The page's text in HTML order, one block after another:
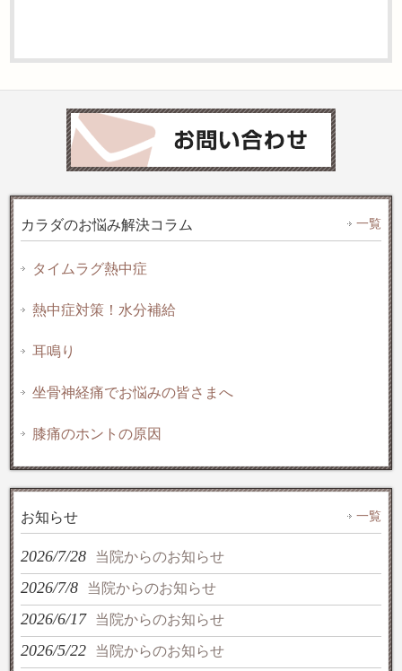
カラダのお悩み解決コラム 一覧
タイムラグ熱中症
熱中症対策！水分補給
耳鳴り
坐骨神経痛でお悩みの皆さまへ
膝痛のホントの原因
お知らせ 一覧
2026/7/28 当院からのお知らせ
2026/7/8 当院からのお知らせ
2026/6/17 当院からのお知らせ
2026/5/22 当院からのお知らせ